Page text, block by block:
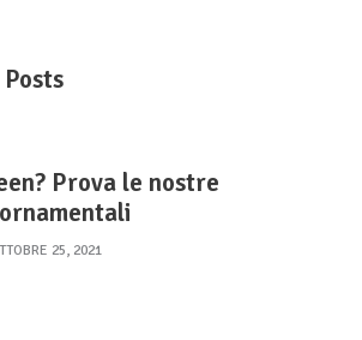
Prova le nostre
25, 2021